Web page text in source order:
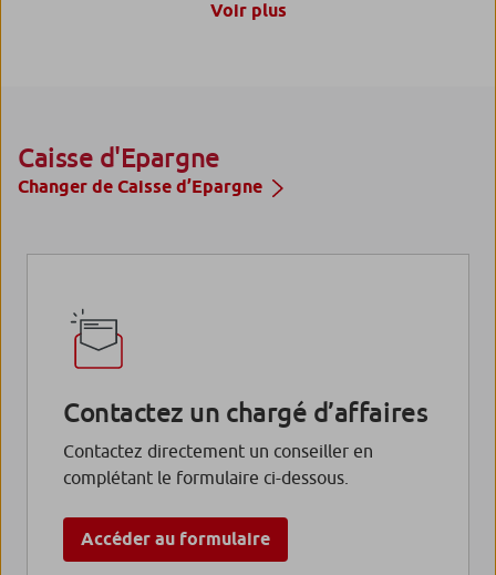
Fonds Ostrum SRI Money Plus
Fonds Ostrum SRI Money Plus
Voir plus
Caisse d'Epargne
Changer de Caisse d’Epargne
Contactez un chargé d’affaires
Contactez directement un conseiller en
complétant le formulaire ci-dessous.
Accéder au formulaire